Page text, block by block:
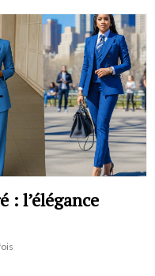
: l’élégance